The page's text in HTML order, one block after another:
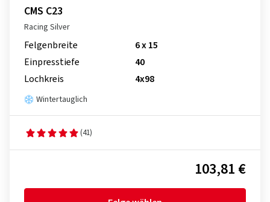
CMS C23
Racing Silver
Felgenbreite
6 x 15
Einpresstiefe
40
Lochkreis
4x98
Wintertauglich
(41)
103,81 €